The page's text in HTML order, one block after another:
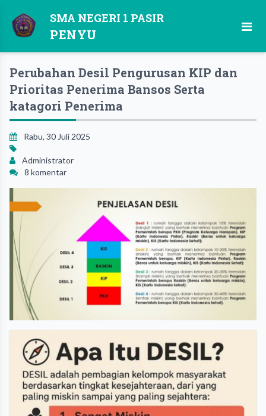
SMA NEGERI 1 PASIR
PENYU
Perubahan Desil Pengurusan KIP dan
Prioritas Penerima Bansos Serta
katagori Penerima
Rabu, 30 Juli 2025
Administrator
8 komentar